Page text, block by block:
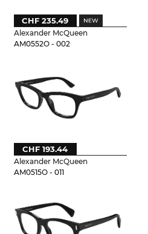
Alexander McQueen
AM0552O - 002
CHF 235.49
Alexander McQueen
AM0515O - 011
CHF 193.44